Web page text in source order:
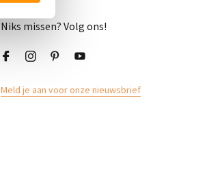
Niks missen? Volg ons!
Meld je aan voor onze nieuwsbrief